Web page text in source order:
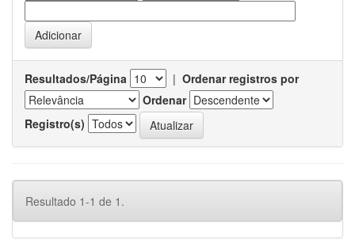
Resultados/Página | Ordenar registros por
Ordenar
Registro(s)
Resultado 1-1 de 1.